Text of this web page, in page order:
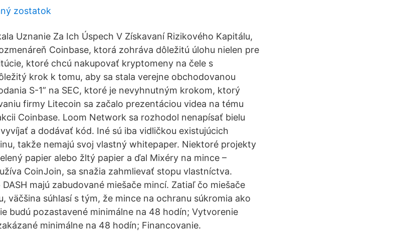
zostatok
Uznanie Za Ich Úspech V Získavaní Rizikového Kapitálu,
Coinbase, ktorá zohráva dôležitú úlohu nielen pre
ktoré chcú nakupovať kryptomeny na čele s
krok k tomu, aby sa stala verejne obchodovanou
S-1” na SEC, ktoré je nevyhnutným krokom, ktorý
firmy Litecoin sa začalo prezentáciou videa na tému
Coinbase. Loom Network sa rozhodol nenapísať bielu
a dodávať kód. Iné sú iba vidličkou existujúcich
takže nemajú svoj vlastný whitepaper. Niektoré projekty
papier alebo žltý papier a ďal Mixéry na mince –
CoinJoin, sa snažia zahmlievať stopu vlastníctva.
majú zabudované miešače mincí. Zatiaľ čo miešače
väčšina súhlasí s tým, že mince na ochranu súkromia ako
budú pozastavené minimálne na 48 hodín; Vytvorenie
minimálne na 48 hodín; Financovanie.